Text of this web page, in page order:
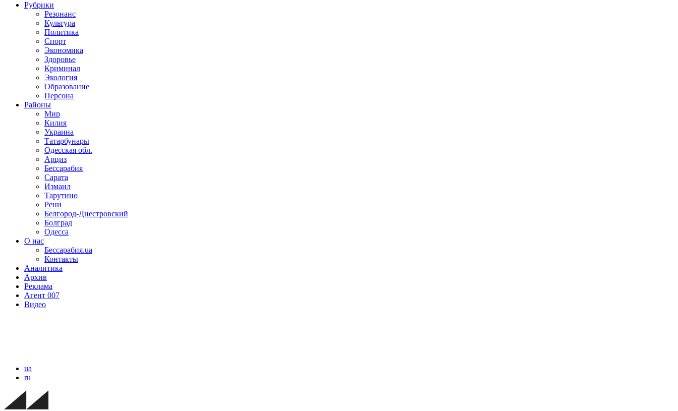
Рубрики
Резонанс
Культура
Политика
Спорт
Экономика
Здоровье
Криминал
Экология
Образование
Персона
Районы
Мир
Килия
Украина
Татарбунары
Одесская обл.
Арциз
Бессарабия
Сарата
Измаил
Тарутино
Рени
Белгород-Днестровский
Болград
Одесса
О нас
Бессарабия.ua
Контакты
Аналитика
Архив
Реклама
Агент 007
Видео
ua
ru